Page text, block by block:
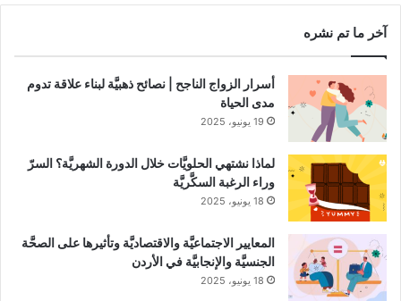
آخر ما تم نشره
أسرار الزواج الناجح | نصائح ذهبيَّة لبناء علاقة تدوم
مدى الحياة
19 يونيو، 2025
لماذا نشتهي الحلويَّات خلال الدورة الشهريَّة؟ السرّ
وراء الرغبة السكَّريَّة
18 يونيو، 2025
المعايير الاجتماعيَّة والاقتصاديَّة وتأثيرها على الصحَّة
الجنسيَّة والإنجابيَّة في الأردن
18 يونيو، 2025